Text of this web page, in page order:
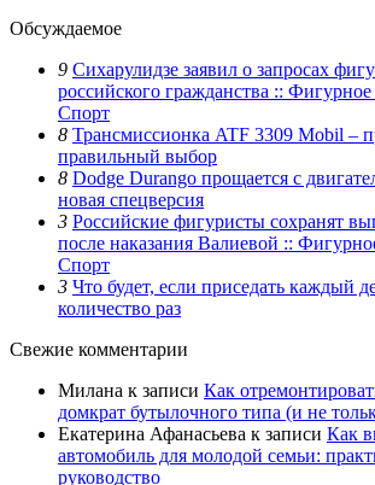
Обсуждаемое
9 Сихарулидзе заявил о запросах
российского гражданства ::
Спорт
8 Трансмиссионка ATF 3309 Mobil –
правильный выбор
8 Dodge Durango прощается с
новая спецверсия
3 Российские фигуристы сохранят
после наказания Валиевой ::
Спорт
3 Что будет, если приседать каждый
количество раз
Свежие комментарии
Милана к записи Как
домкрат бутылочного типа (и не
Екатерина Афанасьева к записи Как
автомобиль для молодой семьи:
руководство